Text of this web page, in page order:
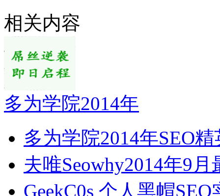
相关内容
多为学院2014年
多为学院2014年SEO
夫唯Seowhy2014年9月
GeekC0s 个人黑帽